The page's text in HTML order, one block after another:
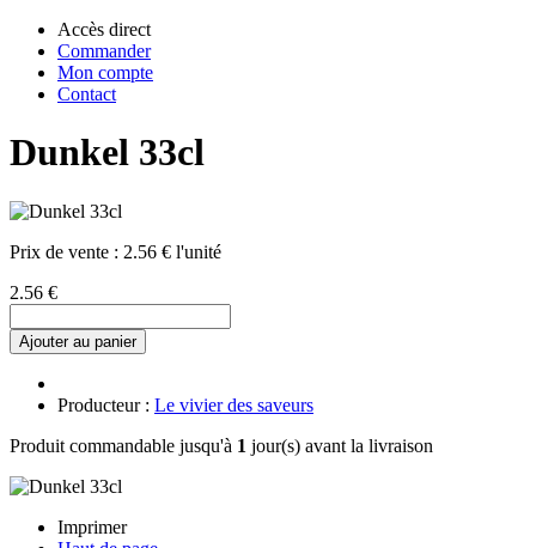
Accès direct
Commander
Mon compte
Contact
Dunkel 33cl
Prix de vente : 2.56 € l'unité
2.56 €
Ajouter au panier
Producteur : Le vivier des saveurs
Produit commandable jusqu'à 1 jour(s) avant la livraison
Imprimer